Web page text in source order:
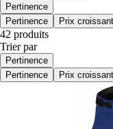
Pertinence
Pertinence
Prix croissant
42 produits
Trier par
Pertinence
Pertinence
Prix croissant